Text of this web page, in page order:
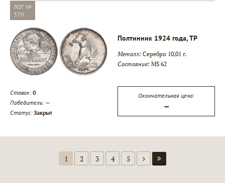
ЛОТ №
370
Полтинник 1924 года, ТР
Металл: Серебро 10,01 г.
Состояние: MS 62
Ставок:0
Победитель: —
Статус:Закрыт
Окончательная цена:
—
1 2 3 4 5